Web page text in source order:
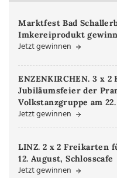
Marktfest Bad
Imkereiprodukt
Jetzt gewinnen
ENZENKIRCHEN. 3 x
Jubiläumsfeier der
Volkstanzgruppe am
Jetzt gewinnen
LINZ. 2 x 2 Freikarten
12. August, Schlosscafe
Jetzt gewinnen